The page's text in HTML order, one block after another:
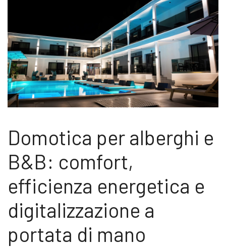
Domotica per alberghi e
B&B: comfort,
efficienza energetica e
digitalizzazione a
portata di mano